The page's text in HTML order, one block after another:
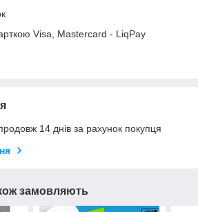
Visa, Mastercard - LiqPay
14 днів за рахунок покупця
замовляють